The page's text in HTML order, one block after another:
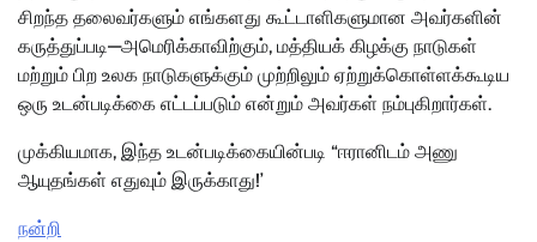
சிறந்த தலைவர்களும் எங்களது கூட்டாளிகளுமான அவர்களின்
கருத்துப்படி—அமெரிக்காவிற்கும், மத்தியக் கிழக்கு நாடுகள்
மற்றும் பிற உலக நாடுகளுக்கும் முற்றிலும் ஏற்றுக்கொள்ளக்கூடிய
ஒரு உடன்படிக்கை எட்டப்படும் என்றும் அவர்கள் நம்புகிறார்கள்.
முக்கியமாக, இந்த உடன்படிக்கையின்படி “ஈரானிடம் அணு
ஆயுதங்கள் எதுவும் இருக்காது!’
நன்றி